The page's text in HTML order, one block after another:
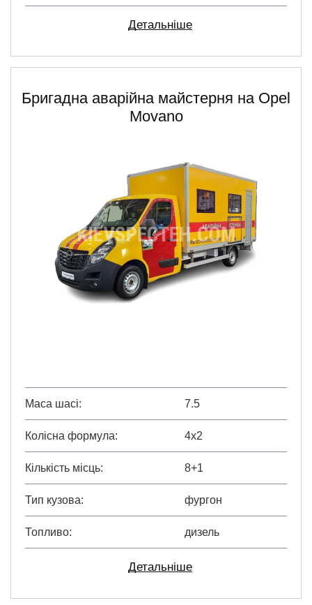
Детальніше
Бригадна аварійна майстерня на Opel
Movano
Маса шасі 7.5
Колісна формула 4х2
Кількість місць 8+1
Тип кузова фургон
Топливо дизель
Детальніше